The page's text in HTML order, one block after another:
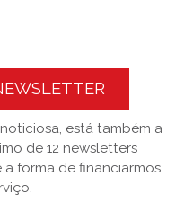
está também a
de 12 newsletters
forma de financiarmos